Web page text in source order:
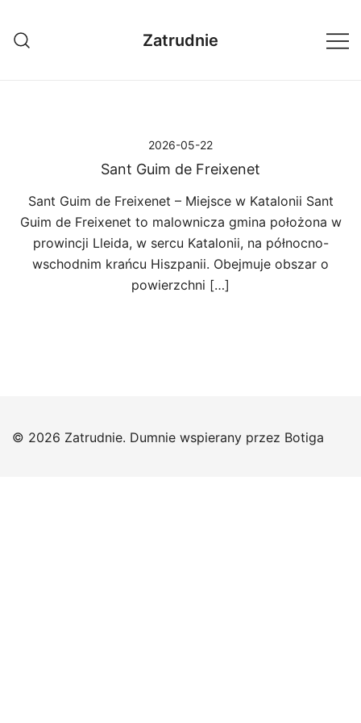
treści
Zatrudnie
2026-05-22
Sant Guim de Freixenet
Sant Guim de Freixenet – Miejsce w Katalonii Sant
Guim de Freixenet to malownicza gmina położona w
prowincji Lleida, w sercu Katalonii, na północno-
wschodnim krańcu Hiszpanii. Obejmuje obszar o
powierzchni […]
© 2026 Zatrudnie. Dumnie wspierany przez Botiga